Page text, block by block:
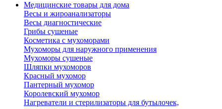
Медицинские товары для дома
Весы и жироанализаторы
Весы диагностические
Грибы сушеные
Косметика с мухоморами
Мухоморы для наружного применения
Мухоморы сушеные
Шляпки мухоморов
Красный мухомор
Пантерный мухомор
Королевский мухомор
Нагреватели и стерилизаторы для бутылочек,